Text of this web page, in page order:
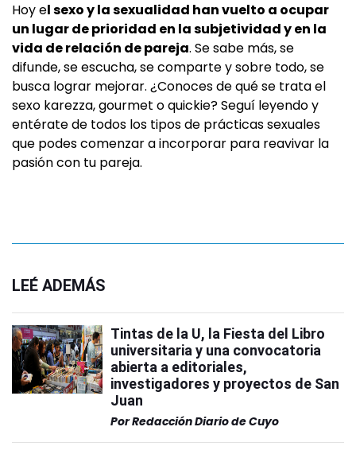
Hoy el sexo y la sexualidad han vuelto a ocupar
un lugar de prioridad en la subjetividad y en la
vida de relación de pareja. Se sabe más, se
difunde, se escucha, se comparte y sobre todo, se
busca lograr mejorar. ¿Conoces de qué se trata el
sexo karezza, gourmet o quickie? Seguí leyendo y
entérate de todos los tipos de prácticas sexuales
que podes comenzar a incorporar para reavivar la
pasión con tu pareja.
LEÉ ADEMÁS
Tintas de la U, la Fiesta del Libro
universitaria y una convocatoria
abierta a editoriales,
investigadores y proyectos de San
Juan
PorRedacción Diario de Cuyo